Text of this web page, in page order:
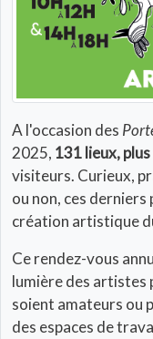
A l'occasion des
2025, 131 lieux,
visiteurs. Curieux,
ou non, ces
création artistique
Ce rendez-vous
lumière des artistes
soient amateurs ou
des espaces de